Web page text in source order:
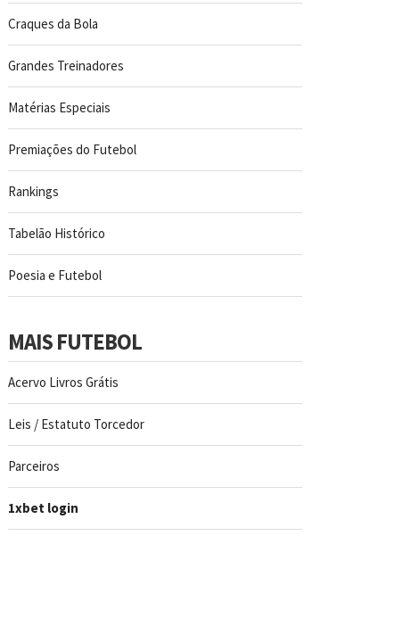
Craques da Bola
Grandes Treinadores
Matérias Especiais
Premiações do Futebol
Rankings
Tabelão Histórico
Poesia e Futebol
MAIS FUTEBOL
Acervo Livros Grátis
Leis / Estatuto Torcedor
Parceiros
1xbet login